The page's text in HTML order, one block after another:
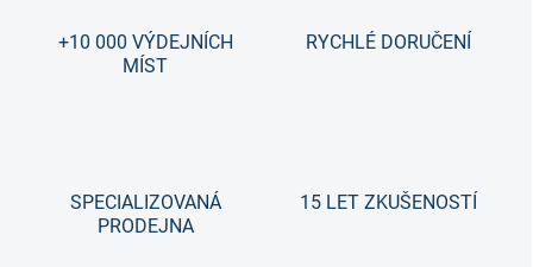
+10 000 VÝDEJNÍCH
MÍST
RYCHLÉ DORUČENÍ
SPECIALIZOVANÁ
PRODEJNA
15 LET ZKUŠENOSTÍ